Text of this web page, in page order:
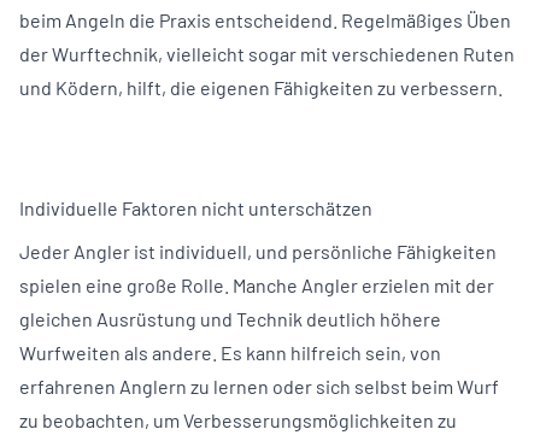
beim Angeln die Praxis entscheidend. Regelmäßiges Üben
der Wurftechnik, vielleicht sogar mit verschiedenen Ruten
und Ködern, hilft, die eigenen Fähigkeiten zu verbessern.
Individuelle Faktoren nicht unterschätzen
Jeder Angler ist individuell, und persönliche Fähigkeiten
spielen eine große Rolle. Manche Angler erzielen mit der
gleichen Ausrüstung und Technik deutlich höhere
Wurfweiten als andere. Es kann hilfreich sein, von
erfahrenen Anglern zu lernen oder sich selbst beim Wurf
zu beobachten, um Verbesserungsmöglichkeiten zu